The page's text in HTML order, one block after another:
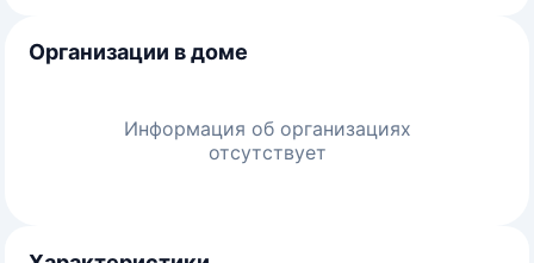
Организации в доме
Информация об организациях
отсутствует